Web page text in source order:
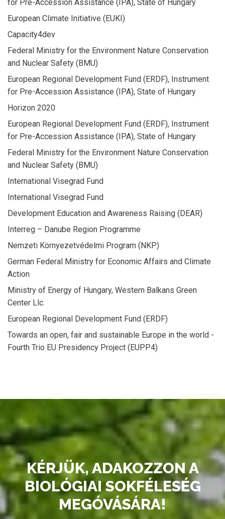
for Pre-Accession Assistance (IPA), State of Hungary
European Climate Initiative (EUKI)
Capacity4dev
Federal Ministry for the Environment Nature Conservation
and Nuclear Safety (BMU)
European Regional Development Fund (ERDF), Instrument
for Pre-Accession Assistance (IPA), State of Hungary
Horizon 2020
European Regional Development Fund (ERDF), Instrument
for Pre-Accession Assistance (IPA), State of Hungary
Federal Ministry for the Environment Nature Conservation
and Nuclear Safety (BMU)
International Visegrad Fund
International Visegrad Fund
Development Education and Awareness Raising (DEAR)
Interreg – Danube Region Programme
Nemzeti Környezetvédelmi Program (NKP)
German Federal Ministry for Economic Affairs and Climate
Action
Ministry of Energy of Hungary, Western Balkans Green
Center Llc.
European Regional Development Fund (ERDF)
Towards an open, fair and sustainable Europe in the world -
Fourth Trio EU Presidency Project (EUPP4)
KÉRJÜK, ADAKOZZON A
BIOLÓGIAI SOKFÉLESÉG
MEGÓVÁSÁRA!